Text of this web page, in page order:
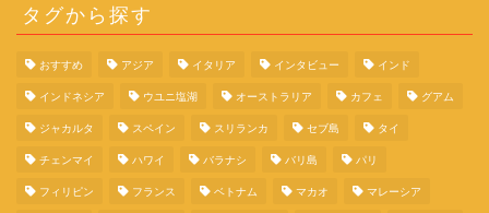
タグから探す
おすすめ アジア イタリア インタビュー インド
インドネシア ウユニ塩湖 オーストラリア カフェ グアム
ジャカルタ スペイン スリランカ セブ島 タイ
チェンマイ ハワイ バラナシ バリ島 パリ
フィリピン フランス ベトナム マカオ マレーシア
旅行の体験談
旅行コラム
イタリア